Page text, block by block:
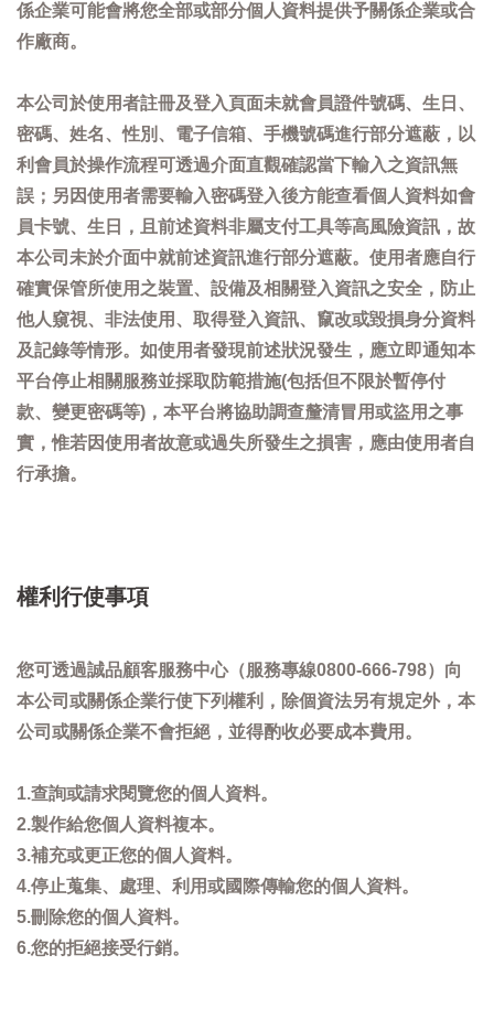
係企業可能會將您全部或部分個人資料提供予關係企業或合
作廠商。
本公司於使用者註冊及登入頁面未就會員證件號碼、生日、
密碼、姓名、性別、電子信箱、手機號碼進行部分遮蔽，以
利會員於操作流程可透過介面直觀確認當下輸入之資訊無
誤；另因使用者需要輸入密碼登入後方能查看個人資料如會
員卡號、生日，且前述資料非屬支付工具等高風險資訊，故
本公司未於介面中就前述資訊進行部分遮蔽。使用者應自行
確實保管所使用之裝置、設備及相關登入資訊之安全，防止
他人窺視、非法使用、取得登入資訊、竄改或毀損身分資料
及記錄等情形。如使用者發現前述狀況發生，應立即通知本
平台停止相關服務並採取防範措施(包括但不限於暫停付
款、變更密碼等)，本平台將協助調查釐清冒用或盜用之事
實，惟若因使用者故意或過失所發生之損害，應由使用者自
行承擔。
權利行使事項
您可透過誠品顧客服務中心（服務專線0800-666-798）向
本公司或關係企業行使下列權利，除個資法另有規定外，本
公司或關係企業不會拒絕，並得酌收必要成本費用。
1.查詢或請求閱覽您的個人資料。
2.製作給您個人資料複本。
3.補充或更正您的個人資料。
4.停止蒐集、處理、利用或國際傳輸您的個人資料。
5.刪除您的個人資料。
6.您的拒絕接受行銷。